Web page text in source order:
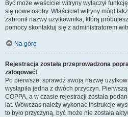
Być może właściciel witryny wyłączył
się nowe osoby. Właściciel witryny mógł
zabronił nazwy użytkownika, którą
pomocy skontaktuj się z administratorem
Na górę
Rejestracja została przeprowadzona
zalogować!
Po pierwsze, sprawdź swoją nazwę
wystąpiła jedna z dwóch przyczyn.
COPPA, a w czasie rejestracji została
lat. Wówczas należy wykonać instrukcje
to było przyczyną, być może nie została